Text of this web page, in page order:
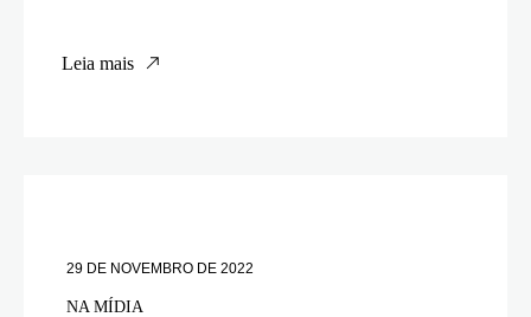
Leia mais
29 DE NOVEMBRO DE 2022
NA MÍDIA